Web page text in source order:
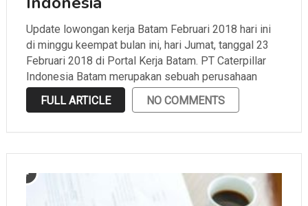
Update lowongan kerja Batam Februari 2018 hari ini
di minggu keempat bulan ini, hari Jumat, tanggal 23
Februari 2018 di Portal Kerja Batam. PT Caterpillar
Indonesia Batam merupakan sebuah perusahaan
manufacture konstruksi yang terkenal dengan mining
equipment dan alat beratnya yang berkelas dunia.
FULL ARTICLE NO COMMENTS